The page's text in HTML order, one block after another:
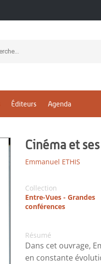
Éditeurs Agenda
Cinéma et
Emmanuel ETHIS
Collection
Entre-Vues - Grandes
conférences
Résumé
Dans cet ouvrage,
en constante